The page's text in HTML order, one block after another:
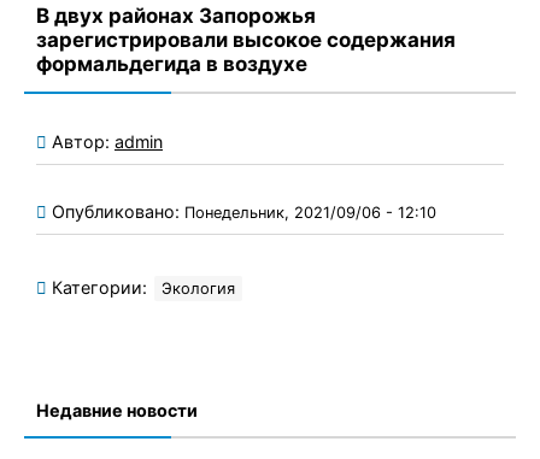
В двух районах Запорожья
зарегистрировали высокое содержания
формальдегида в воздухе
Автор: admin
Опубликовано: Понедельник, 2021/09/06 - 12:10
Категории: Экология
Недавние новости